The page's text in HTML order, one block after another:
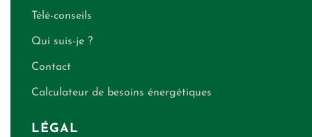
Télé-conseils
Qui suis-je ?
Contact
Calculateur de besoins énergétiques
LÉGAL